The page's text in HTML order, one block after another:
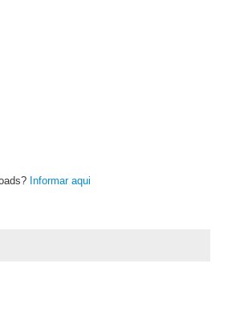
Informar aqui